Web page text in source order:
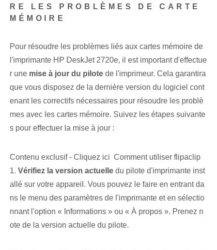
RE LES PROBLÈMES DE CARTE
MÉMOIRE
Pour résoudre les problèmes liés aux cartes mémoire de
l'imprimante HP DeskJet 2720e, il est important d'effectue
r une mise à jour du pilote de l'imprimeur. Cela garantira
que vous disposez de la dernière version⁣ du logiciel cont
enant les correctifs nécessaires ⁤pour ⁢résoudre les problè
mes avec les cartes mémoire. Suivez les étapes suivante
s pour effectuer la mise à jour :
Contenu exclusif - Cliquez ici Comment utiliser flipaclip
1. Vérifiez la version actuelle du pilote d'imprimante ⁢inst
allé‍ sur votre appareil. ‌Vous pouvez le faire en entrant da
ns le menu des paramètres de l'imprimante et en sélectio
nnant l'option « Informations » ou⁣ « À propos ». Prenez n
ote de la version actuelle du pilote.